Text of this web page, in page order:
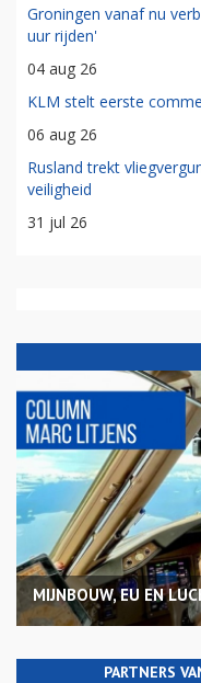
Groningen vanaf nu
uur rijden'
04 aug 26
KLM stelt eerste
06 aug 26
Rusland trekt
veiligheid
31 jul 26
MIJNBOUW, EU EN
PARTNERS